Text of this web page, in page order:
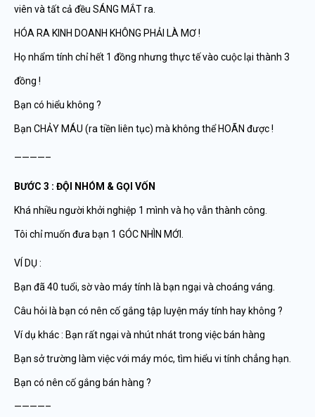
viên và tất cả đều SÁNG MẮT ra.
HÓA RA KINH DOANH KHÔNG PHẢI LÀ MƠ !
Họ nhẩm tính chỉ hết 1 đồng nhưng thực tế vào cuộc lại thành 3
đồng !
Bạn có hiểu không ?
Bạn CHẢY MÁU (ra tiền liên tục) mà không thể HOÃN được !
————–
BƯỚC 3 : ĐỘI NHÓM & GỌI VỐN
Khá nhiều người khởi nghiệp 1 mình và họ vẫn thành công.
Tôi chỉ muốn đưa bạn 1 GÓC NHÌN MỚI.
VÍ DỤ :
Bạn đã 40 tuổi, sờ vào máy tính là bạn ngại và choáng váng.
Câu hỏi là bạn có nên cố gắng tập luyện máy tính hay không ?
Ví dụ khác : Bạn rất ngại và nhút nhát trong việc bán hàng
Bạn sở trường làm việc với máy móc, tìm hiểu vi tính chẳng hạn.
Bạn có nên cố gắng bán hàng ?
————–